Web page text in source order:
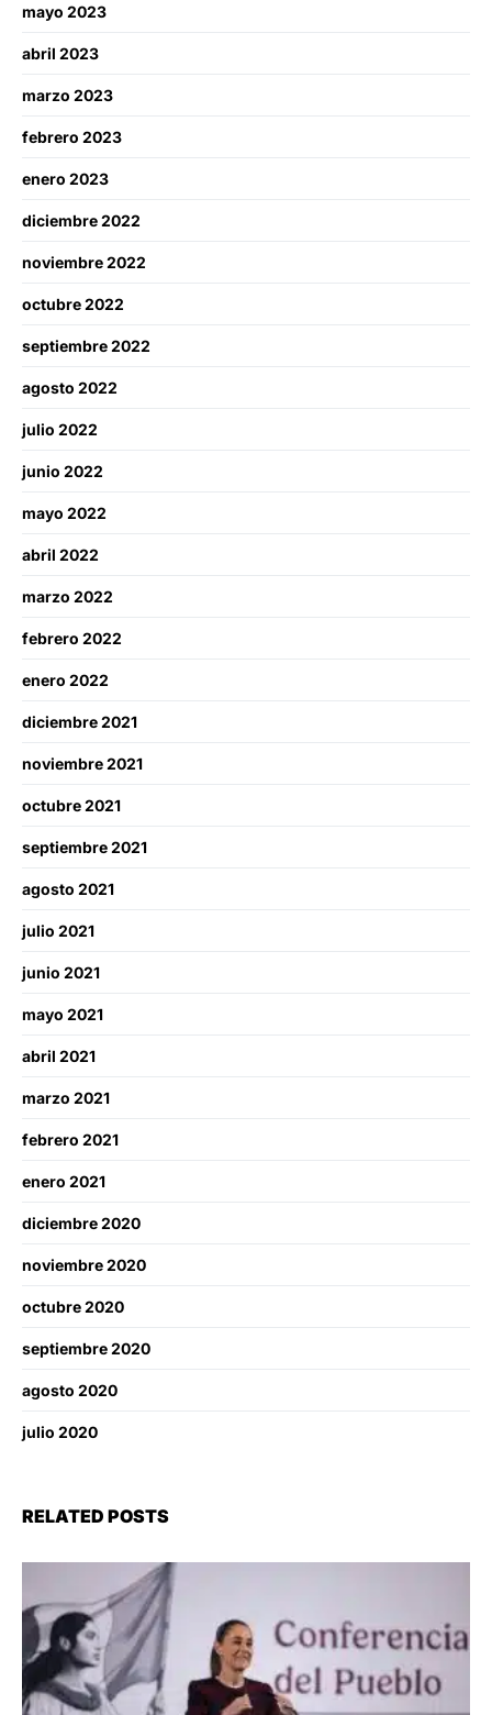
mayo 2023
abril 2023
marzo 2023
febrero 2023
enero 2023
diciembre 2022
noviembre 2022
octubre 2022
septiembre 2022
agosto 2022
julio 2022
junio 2022
mayo 2022
abril 2022
marzo 2022
febrero 2022
enero 2022
diciembre 2021
noviembre 2021
octubre 2021
septiembre 2021
agosto 2021
julio 2021
junio 2021
mayo 2021
abril 2021
marzo 2021
febrero 2021
enero 2021
diciembre 2020
noviembre 2020
octubre 2020
septiembre 2020
agosto 2020
julio 2020
RELATED POSTS